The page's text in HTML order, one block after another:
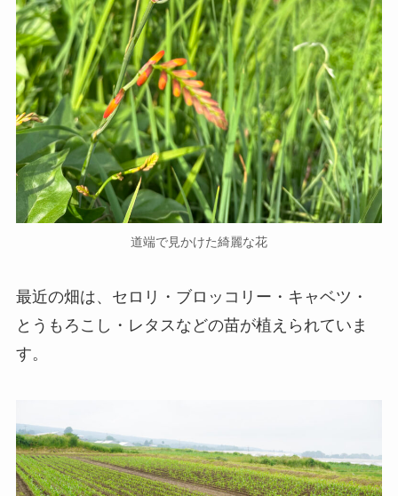
道端で見かけた綺麗な花
最近の畑は、セロリ・ブロッコリー・キャベツ・
とうもろこし・レタスなどの苗が植えられていま
す。